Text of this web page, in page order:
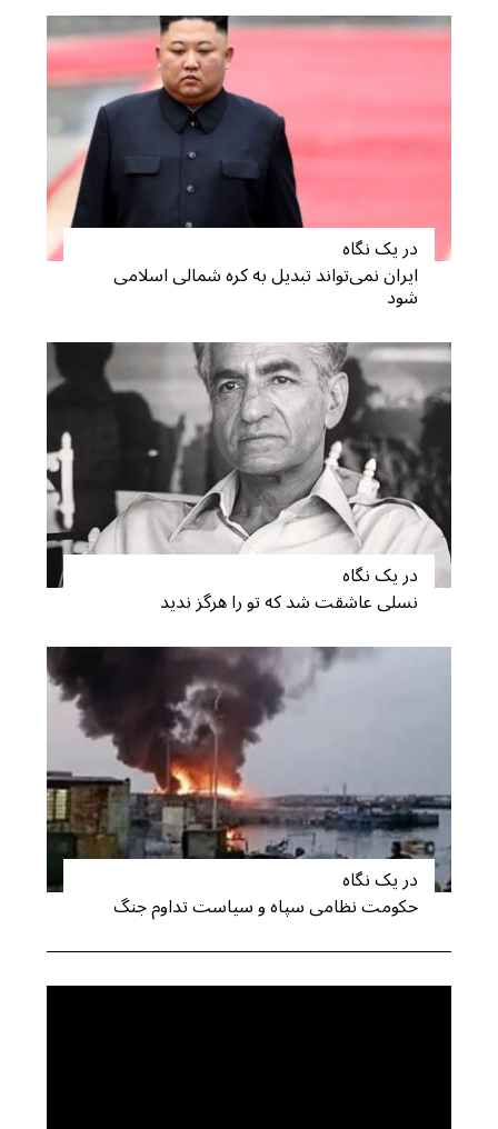
در یک نگاه
ایران نمی‌تواند تبدیل به کره شمالی اسلامی
شود
در یک نگاه
نسلی عاشقت شد که تو را هرگز ندید
در یک نگاه
حکومت نظامی سپاه و سیاست تداوم جنگ